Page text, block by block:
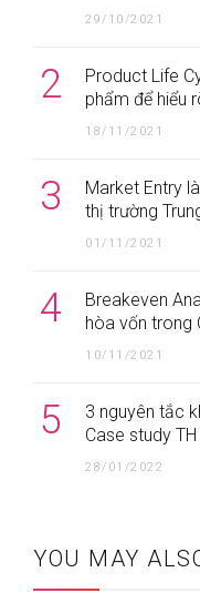
29/10/2021
2
Product Life
phẩm để hiểu
18/11/2021
3
Market Entry
thị trường
01/11/2021
4
Breakeven
hòa vốn trong
10/11/2021
5
3 nguyên tắc
Case study
28/01/2022
YOU MAY